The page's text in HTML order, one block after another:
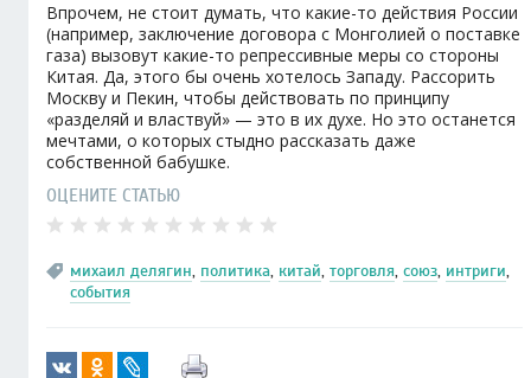
Впрочем, не стоит думать, что какие-то действия России
(например, заключение договора с Монголией о поставке
газа) вызовут какие-то репрессивные меры со стороны
Китая. Да, этого бы очень хотелось Западу. Рассорить
Москву и Пекин, чтобы действовать по принципу
«разделяй и властвуй» — это в их духе. Но это останется
мечтами, о которых стыдно рассказать даже
собственной бабушке.
ОЦЕНИТЕ СТАТЬЮ
михаил делягин, политика, китай, торговля, союз, интриги,
события